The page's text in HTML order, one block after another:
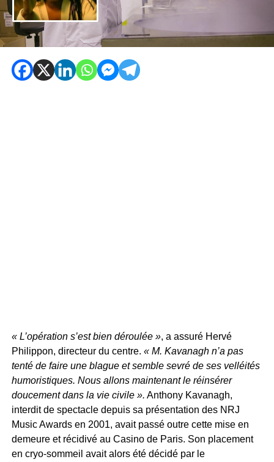
« L’opération s’est bien déroulée », a assuré Hervé
Philippon, directeur du centre. « M. Kavanagh n’a pas
tenté de faire une blague et semble sevré de ses velléités
humoristiques. Nous allons maintenant le réinsérer
doucement dans la vie civile ». Anthony Kavanagh,
interdit de spectacle depuis sa présentation des NRJ
Music Awards en 2001, avait passé outre cette mise en
demeure et récidivé au Casino de Paris. Son placement
en cryo-sommeil avait alors été décidé par le